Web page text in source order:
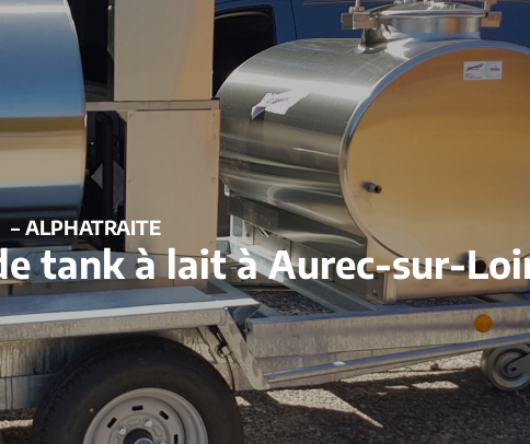
– ALPHATRAITE
tank à lait à Aurec-sur-